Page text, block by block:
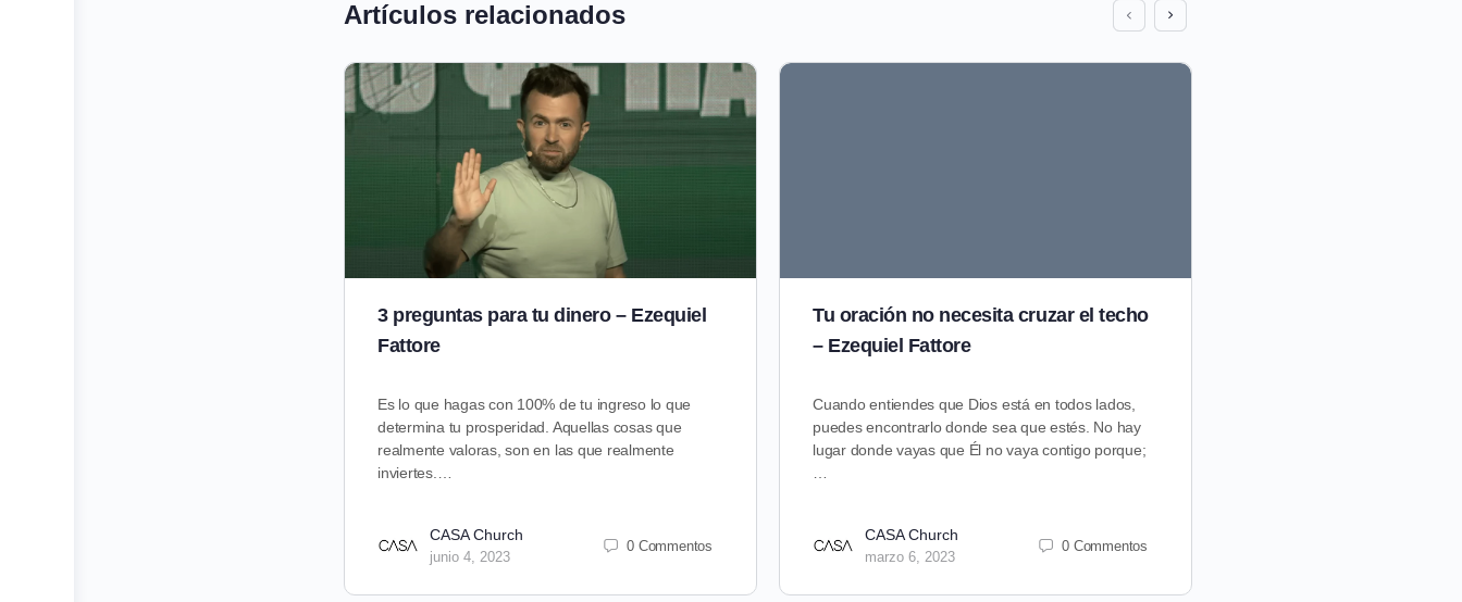
Artículos relacionados
3 preguntas para tu dinero – Ezequiel
Fattore
Es lo que hagas con 100% de tu ingreso lo que
determina tu prosperidad. Aquellas cosas que
realmente valoras, son en las que realmente
inviertes.…
CASA Church
junio 4, 2023
0 Commentos
Tu oración no necesita cruzar el techo
– Ezequiel Fattore
Cuando entiendes que Dios está en todos lados,
puedes encontrarlo donde sea que estés. No hay
lugar donde vayas que Él no vaya contigo porque;
…
CASA Church
marzo 6, 2023
0 Commentos